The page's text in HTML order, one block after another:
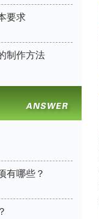
要求
制作方法
有哪些？